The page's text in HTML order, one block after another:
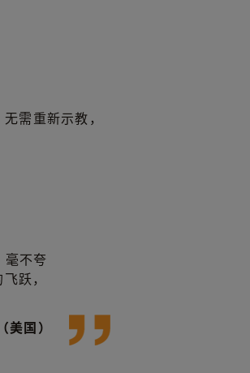
需重新示教，
毫不夸
跃，
国）